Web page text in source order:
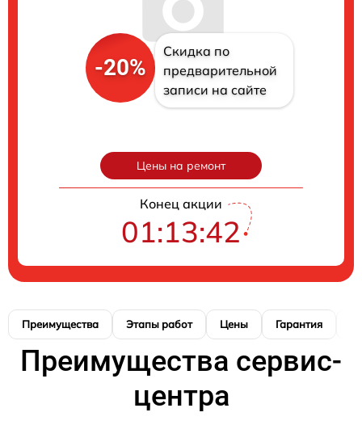
-20%
Скидка по
предварительной
записи на сайте
Цены на ремонт
Конец акции
01:13:40
Преимущества Этапы работ Цены Гарантия
Преимущества сервис-
центра